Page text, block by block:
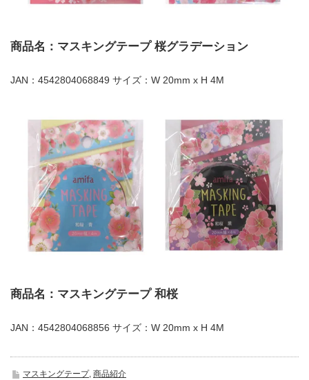
商品名：マスキングテープ 桜グラデーション
JAN：4542804068849 サイズ：W 20mm x H 4M
商品名：マスキングテープ 和桜
JAN：4542804068856 サイズ：W 20mm x H 4M
マスキングテープ, 商品紹介